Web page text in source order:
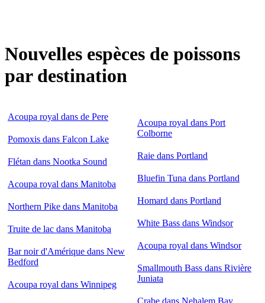
Nouvelles espèces de poissons
par destination
Acoupa royal dans de Pere
Pomoxis dans Falcon Lake
Flétan dans Nootka Sound
Acoupa royal dans Manitoba
Northern Pike dans Manitoba
Truite de lac dans Manitoba
Bar noir d'Amérique dans New
Bedford
Acoupa royal dans Winnipeg
Acoupa royal dans Port
Colborne
Raie dans Portland
Bluefin Tuna dans Portland
Homard dans Portland
White Bass dans Windsor
Acoupa royal dans Windsor
Smallmouth Bass dans Rivière
Juniata